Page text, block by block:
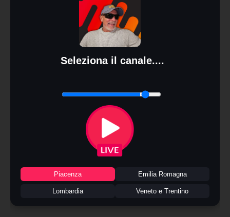
Seleziona il canale....
Piacenza Emilia Romagna
Lombardia Veneto e Trentino